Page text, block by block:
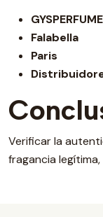
Falabella
Paris
Verificar la
fragancia